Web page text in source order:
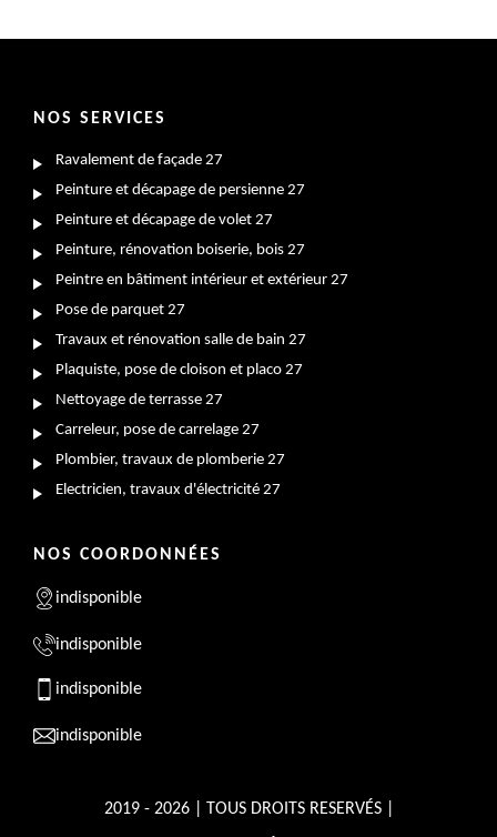
NOS SERVICES
Ravalement de façade 27
Peinture et décapage de persienne 27
Peinture et décapage de volet 27
Peinture, rénovation boiserie, bois 27
Peintre en bâtiment intérieur et extérieur 27
Pose de parquet 27
Travaux et rénovation salle de bain 27
Plaquiste, pose de cloison et placo 27
Nettoyage de terrasse 27
Carreleur, pose de carrelage 27
Plombier, travaux de plomberie 27
Electricien, travaux d'électricité 27
NOS COORDONNÉES
indisponible
indisponible
indisponible
indisponible
2019 - 2026 | TOUS DROITS RESERVÉS |